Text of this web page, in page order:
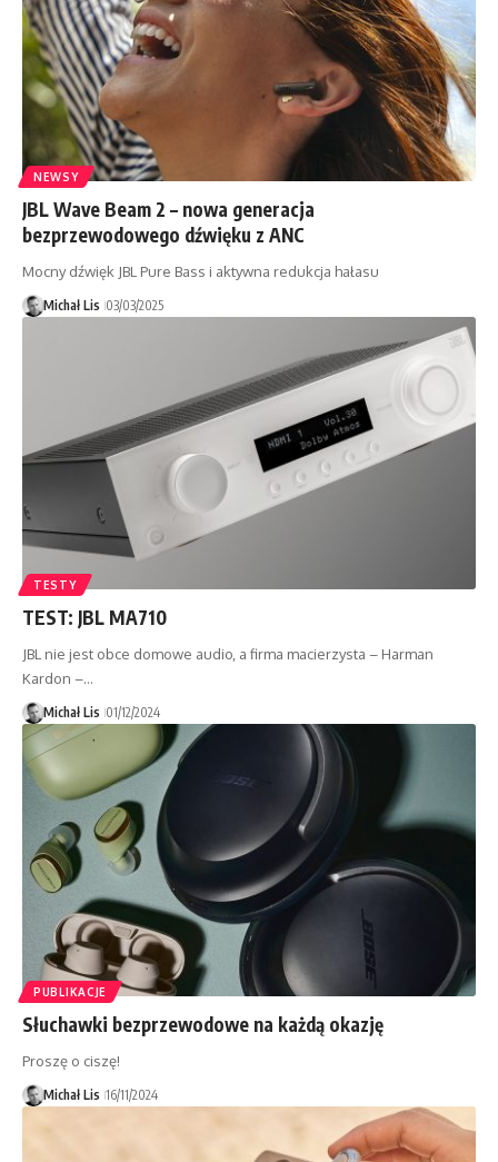
NEWSY
JBL Wave Beam 2 – nowa generacja
bezprzewodowego dźwięku z ANC
Mocny dźwięk JBL Pure Bass i aktywna redukcja hałasu
Michał Lis 03/03/2025
TESTY
TEST: JBL MA710
JBL nie jest obce domowe audio, a firma macierzysta – Harman
Kardon –…
Michał Lis 01/12/2024
PUBLIKACJE
Słuchawki bezprzewodowe na każdą okazję
Proszę o ciszę!
Michał Lis 16/11/2024